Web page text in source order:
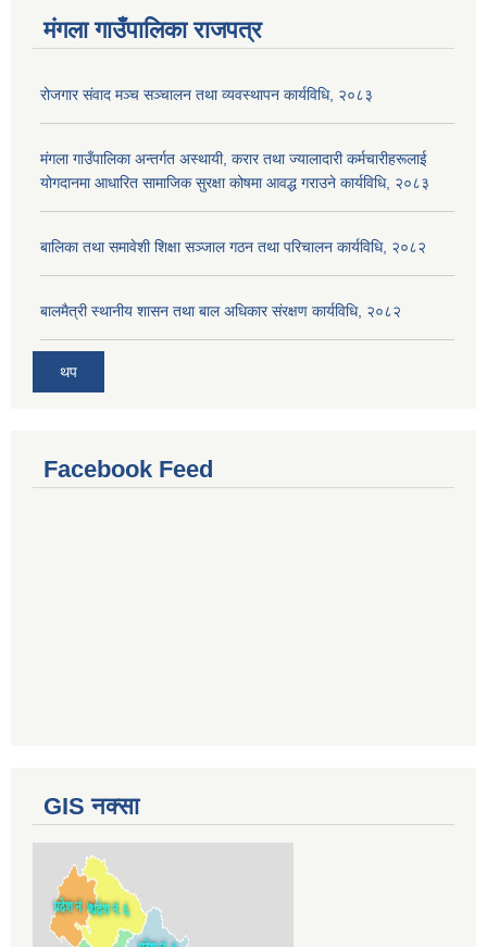
मंगला गाउँपालिका राजपत्र
रोजगार संवाद मञ्च सञ्चालन तथा व्यवस्थापन कार्यविधि, २०८३
मंगला गाउँपालिका अन्तर्गत अस्थायी, करार तथा ज्यालादारी कर्मचारीहरूलाई
योगदानमा आधारित सामाजिक सुरक्षा कोषमा आवद्ध गराउने कार्यविधि, २०८३
बालिका तथा समावेशी शिक्षा सञ्जाल गठन तथा परिचालन कार्यविधि, २०८२
बालमैत्री स्थानीय शासन तथा बाल अधिकार संरक्षण कार्यविधि, २०८२
थप
Facebook Feed
GIS नक्सा